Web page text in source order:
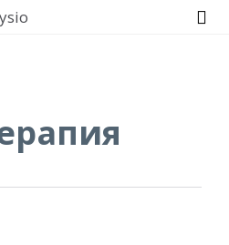
